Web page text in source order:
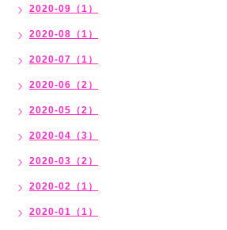
2020-09（1）
2020-08（1）
2020-07（1）
2020-06（2）
2020-05（2）
2020-04（3）
2020-03（2）
2020-02（1）
2020-01（1）